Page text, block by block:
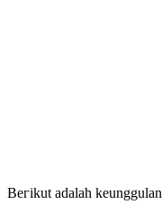
Bегіkut adalah